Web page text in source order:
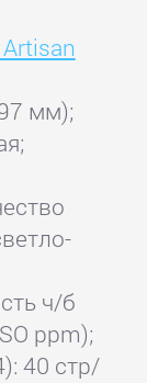
мм);
ч/б
ppm);
40 стр/